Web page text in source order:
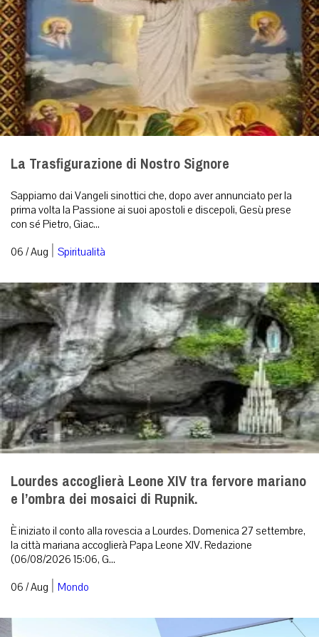
La Trasfigurazione di Nostro Signore
Sappiamo dai Vangeli sinottici che, dopo aver annunciato per la
prima volta la Passione ai suoi apostoli e discepoli, Gesù prese
con sé Pietro, Giac...
06 / Aug | Spiritualità
Lourdes accoglierà Leone XIV tra fervore mariano
e l’ombra dei mosaici di Rupnik.
È iniziato il conto alla rovescia a Lourdes. Domenica 27 settembre,
la città mariana accoglierà Papa Leone XIV. Redazione
(06/08/2026 15:06, G...
06 / Aug | Mondo